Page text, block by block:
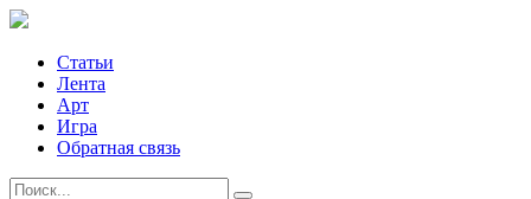
Статьи
Лента
Арт
Игра
Обратная связь